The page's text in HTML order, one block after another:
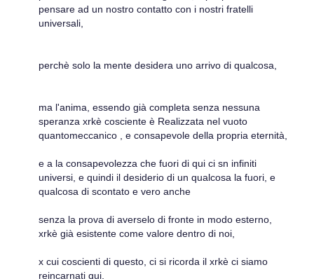
pensare ad un nostro contatto con i nostri fratelli
universali,
perchè solo la mente desidera uno arrivo di qualcosa,
ma l'anima, essendo già completa senza nessuna
speranza xrkè cosciente è Realizzata nel vuoto
quantomeccanico , e consapevole della propria eternità,
e a la consapevolezza che fuori di qui ci sn infiniti
universi, e quindi il desiderio di un qualcosa la fuori, e
qualcosa di scontato e vero anche
senza la prova di averselo di fronte in modo esterno,
xrkè già esistente come valore dentro di noi,
x cui coscienti di questo, ci si ricorda il xrkè ci siamo
reincarnati qui,